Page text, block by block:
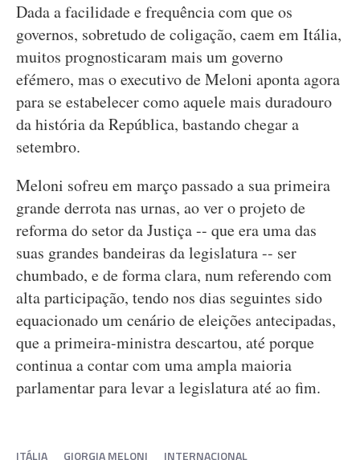
Dada a facilidade e frequência com que os
governos, sobretudo de coligação, caem em Itália,
muitos prognosticaram mais um governo
efémero, mas o executivo de Meloni aponta agora
para se estabelecer como aquele mais duradouro
da história da República, bastando chegar a
setembro.
Meloni sofreu em março passado a sua primeira
grande derrota nas urnas, ao ver o projeto de
reforma do setor da Justiça -- que era uma das
suas grandes bandeiras da legislatura -- ser
chumbado, e de forma clara, num referendo com
alta participação, tendo nos dias seguintes sido
equacionado um cenário de eleições antecipadas,
que a primeira-ministra descartou, até porque
continua a contar com uma ampla maioria
parlamentar para levar a legislatura até ao fim.
ITÁLIA GIORGIA MELONI INTERNACIONAL